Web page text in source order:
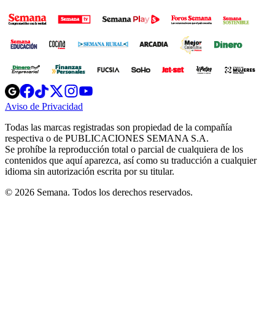
Opens
in
new
Opens
in
new
Opens
in
new
window
Opens
new
windowwindow
Aviso de Privacidad
new
window
Todas las marcas registradas son propiedad de la compañía
respectiva o de PUBLICACIONES SEMANA S.A.
Se prohíbe la reproducción total o parcial de cualquiera de los
contenidos que aquí aparezca, así como su traducción a cualquier
idioma sin autorización escrita por su titular.
© 2026 Semana. Todos los derechos reservados.